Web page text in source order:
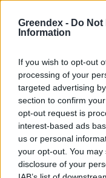
Greendex - Do Not
Information
If you wish to opt-out
processing of your
targeted advertising
section to confirm
opt-out request is
interest-based ads
us or personal
your opt-out. You
disclosure of your
Nemzeti
fejezetébenis
és ami nem
rendszer
hangoztatott